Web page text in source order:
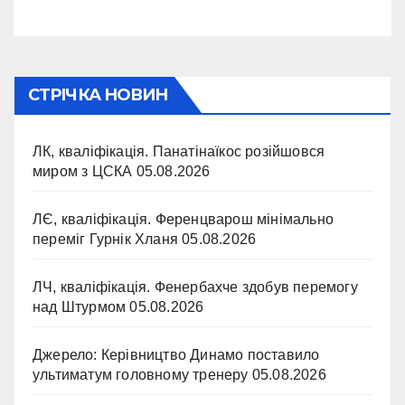
СТРІЧКА НОВИН
ЛК, кваліфікація. Панатінаїкос розійшовся
миром з ЦСКА 05.08.2026
ЛЄ, кваліфікація. Ференцварош мінімально
переміг Гурнік Хланя 05.08.2026
ЛЧ, кваліфікація. Фенербахче здобув перемогу
над Штурмом 05.08.2026
Джерело: Керівництво Динамо поставило
ультиматум головному тренеру 05.08.2026